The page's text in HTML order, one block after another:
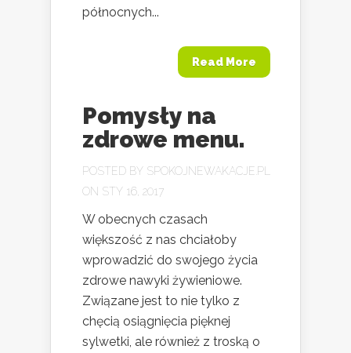
północnych...
Read More
Pomysły na
zdrowe menu.
POSTED BY SPOKOJNEWAKACJE.PL
ON STY 16, 2017
W obecnych czasach
większość z nas chciałoby
wprowadzić do swojego życia
zdrowe nawyki żywieniowe.
Związane jest to nie tylko z
chęcią osiągnięcia pięknej
sylwetki, ale również z troską o